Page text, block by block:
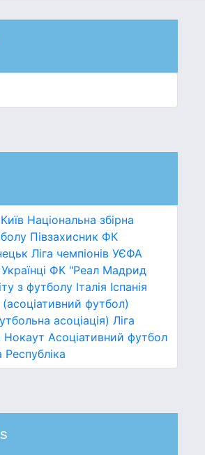
Національна збірна
Півзахисник ФК
Ліга чемпіонів УЄФА
Українці ФК "Реал Мадрид
з футболу Італія Іспанія
футбол)
асоціація) Ліга
Нокаут Асоціативний футбол
Республіка